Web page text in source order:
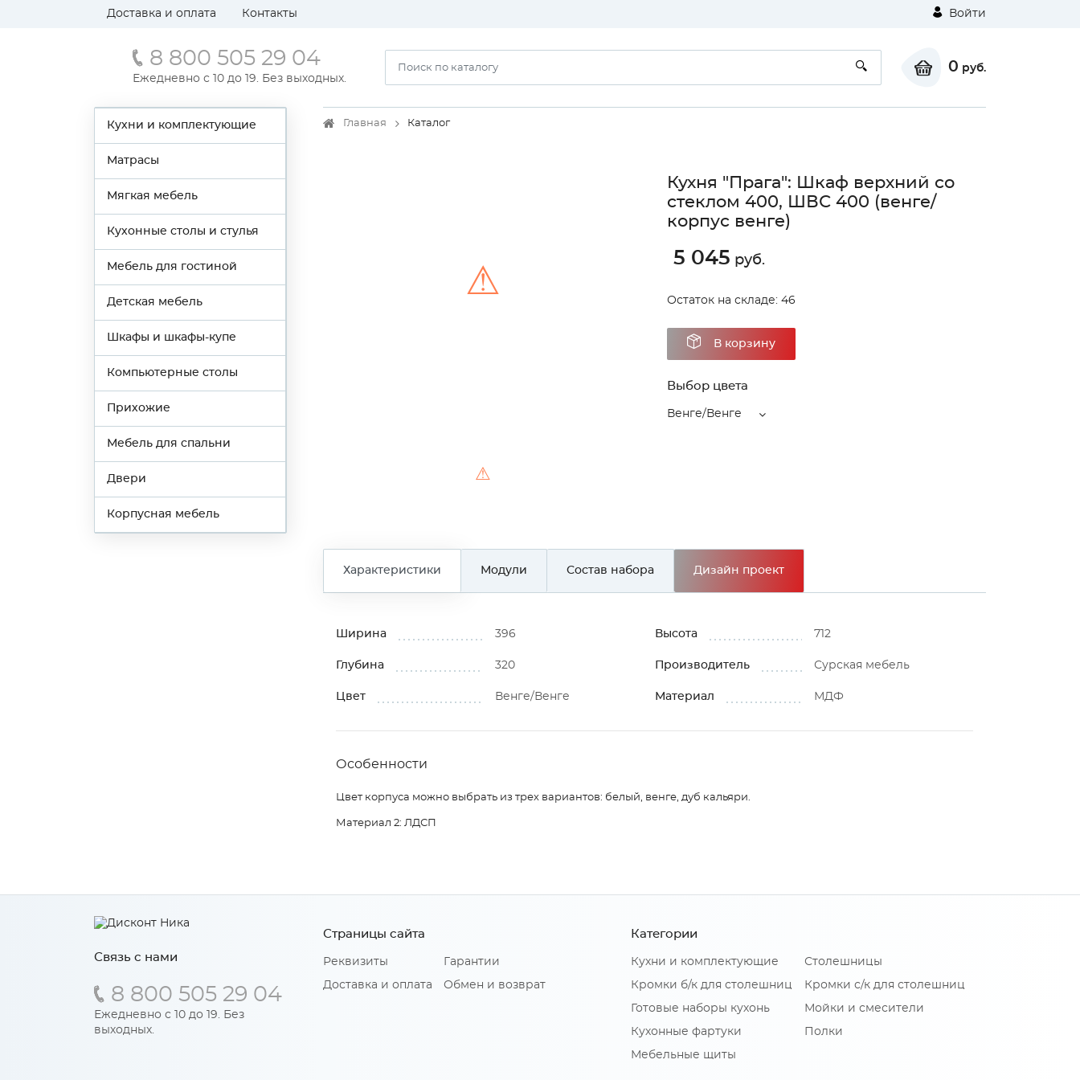
Доставка и оплата Контакты Войти
8 800 505 29 04
Ежедневно с 10 до 19. Без выходных.
0 руб.
Кухни и комплектующие
Матрасы
Мягкая мебель
Кухонные столы и стулья
Мебель для гостиной
Детская мебель
Шкафы и шкафы-купе
Компьютерные столы
Прихожие
Мебель для спальни
Двери
Корпусная мебель
Главная Каталог
⚠
⚠
Кухня "Прага": Шкаф верхний со
стеклом 400, ШВС 400 (венге/
корпус венге)
5 045 руб.
Остаток на складе: 46
В корзину
Выбор цвета
Венге/Венге
Характеристики Модули Состав набора Дизайн проект
Ширина 396 Высота 712
Глубина 320 Производитель Сурская мебель
Цвет Венге/Венге Материал МДФ
Особенности
Цвет корпуса можно выбрать из трех вариантов: белый, венге, дуб кальяри.
Материал 2: ЛДСП
Связь с нами
8 800 505 29 04
Ежедневно с 10 до 19. Без
выходных.
Страницы сайта
Реквизиты
Доставка и оплата
Гарантии
Обмен и возврат
Категории
Кухни и комплектующие
Кромки б/к для столешниц
Готовые наборы кухонь
Кухонные фартуки
Мебельные щиты
Столешницы
Кромки с/к для столешниц
Мойки и смесители
Полки